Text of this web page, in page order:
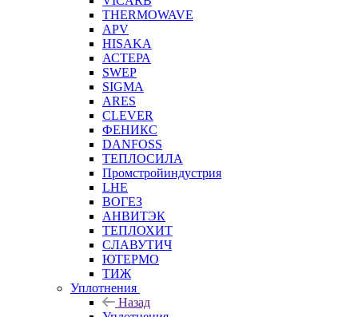
THERMOWAVE
APV
HISAKA
АСТЕРА
SWEP
SIGMA
ARES
CLEVER
ФЕНИКС
DANFOSS
ТЕПЛОСИЛА
Промстройиндустрия
LHE
ВОГЕЗ
АНВИТЭК
ТЕПЛОХИТ
СЛАВУТИЧ
ЮТЕРМО
ТИЖ
Уплотнения
Назад